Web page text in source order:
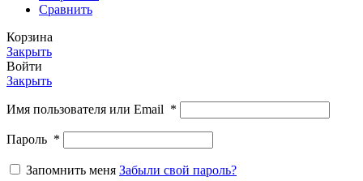
Сравнить
Корзина
Закрыть
Войти
Закрыть
Имя пользователя или Email *
Пароль *
Запомнить меня Забыли свой пароль?